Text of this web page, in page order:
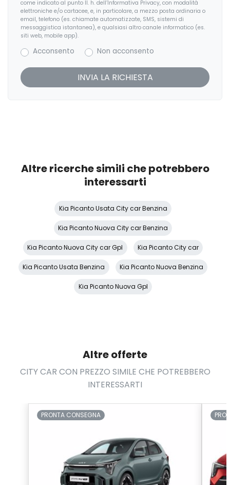
Pacchetto sicurezza
Paraurti in tinta
Partenza in salita assistita
Poggiatesta anteriori regolabili
Regolatore di velocità - Cruise Control
Specchietti retrovisori elettrici e riscaldabili
Spoiler
Telecamera posteriore
come indicato al punto II. h. dell’Informativa Privacy, con modalità
elettroniche e/o cartacee, e, in particolare, a mezzo posta ordinaria o
email, telefono (es. chiamate automatizzate, SMS, sistemi di
messaggistica istantanea), e qualsiasi altro canale informatico (es.
siti web, mobile app).
Acconsento Non acconsento
Altre ricerche simili che potrebbero
interessarti
Kia Picanto Usata City car Benzina
Kia Picanto Nuova City car Benzina
Kia Picanto Nuova City car Gpl Kia Picanto City car
Kia Picanto Usata Benzina Kia Picanto Nuova Benzina
Kia Picanto Nuova Gpl
Altre offerte
CITY CAR CON PREZZO SIMILE CHE POTREBBERO
INTERESSARTI
PRONTA CONSEGNA